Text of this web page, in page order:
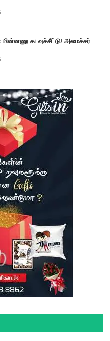
மின்னணு கடவுச்சீட்டு! அமைச்சர்